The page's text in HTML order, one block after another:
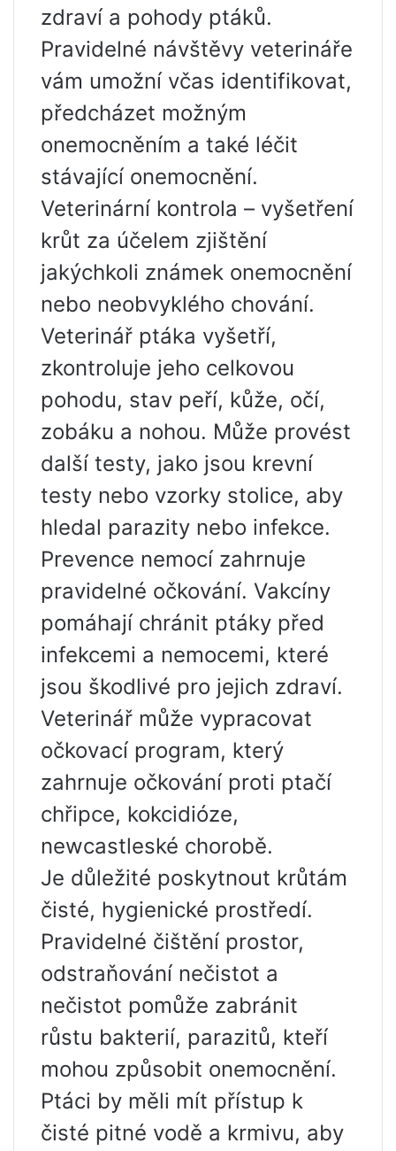
zdraví a pohody ptáků.
Pravidelné návštěvy veterináře
vám umožní včas identifikovat,
předcházet možným
onemocněním a také léčit
stávající onemocnění.
Veterinární kontrola – vyšetření
krůt za účelem zjištění
jakýchkoli známek onemocnění
nebo neobvyklého chování.
Veterinář ptáka vyšetří,
zkontroluje jeho celkovou
pohodu, stav peří, kůže, očí,
zobáku a nohou. Může provést
další testy, jako jsou krevní
testy nebo vzorky stolice, aby
hledal parazity nebo infekce.
Prevence nemocí zahrnuje
pravidelné očkování. Vakcíny
pomáhají chránit ptáky před
infekcemi a nemocemi, které
jsou škodlivé pro jejich zdraví.
Veterinář může vypracovat
očkovací program, který
zahrnuje očkování proti ptačí
chřipce, kokcidióze,
newcastleské chorobě.
Je důležité poskytnout krůtám
čisté, hygienické prostředí.
Pravidelné čištění prostor,
odstraňování nečistot a
nečistot pomůže zabránit
růstu bakterií, parazitů, kteří
mohou způsobit onemocnění.
Ptáci by měli mít přístup k
čisté pitné vodě a krmivu, aby